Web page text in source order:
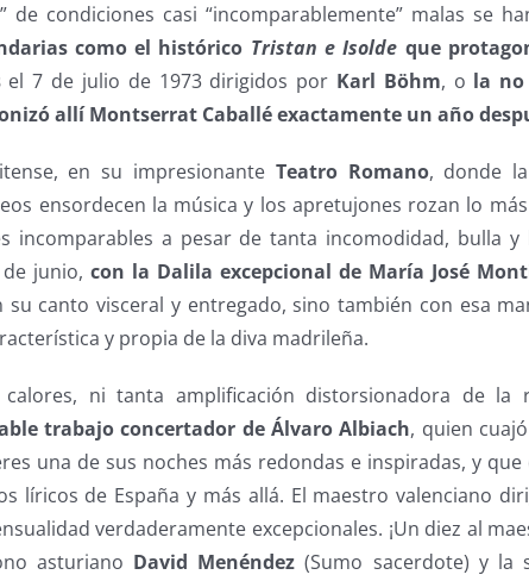
de condiciones casi “incomparablemente” malas se
como el histórico Tristan e Isolde que
el 7 de julio de 1973 dirigidos por Karl Böhm, o la no
allí Montserrat Caballé exactamente un año
en su impresionante Teatro Romano, donde
ensordecen la música y los apretujones rozan lo
incomparables a pesar de tanta incomodidad, bulla y
junio, con la Dalila excepcional de María José
canto visceral y entregado, sino también con esa
y propia de la diva madrileña.
ni tanta amplificación distorsionadora de la
trabajo concertador de Álvaro Albiach, quien
una de sus noches más redondas e inspiradas, y que
líricos de España y más allá. El maestro valenciano
verdaderamente excepcionales. ¡Un diez al
asturiano David Menéndez (Sumo sacerdote) y la